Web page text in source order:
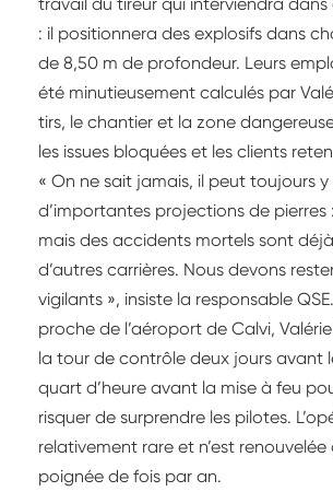
travail du tireur qui interviendra dans
: il positionnera des explosifs dans
de 8,50 m de profondeur. Leurs
été minutieusement calculés par
tirs, le chantier et la zone
les issues bloquées et les clients
« On ne sait jamais, il peut toujours
d’importantes projections de pierres :
mais des accidents mortels sont
d’autres carrières. Nous devons
vigilants », insiste la responsable
proche de l’aéroport de Calvi,
la tour de contrôle deux jours avant
quart d’heure avant la mise à feu
risquer de surprendre les pilotes.
relativement rare et n’est renouvelée
poignée de fois par an.